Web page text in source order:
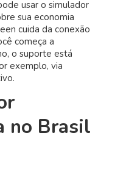
usar o simulador
sua economia
cuida da conexão
começa a
o suporte está
exemplo, via
no Brasil